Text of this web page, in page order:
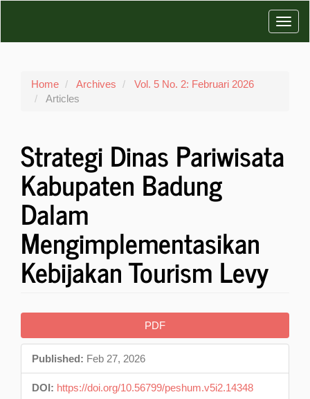
Home Archives
Vol. 5 No. 2: Februari 2026
Articles
Strategi Dinas Pariwisata
Kabupaten Badung
Dalam
Mengimplementasikan
Kebijakan Tourism Levy
Article
Sidebar
PDF
Published: Feb 27, 2026
DOI: https://doi.org/10.56799/peshum.v5i2.14348